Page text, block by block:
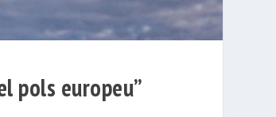
pols europeu”